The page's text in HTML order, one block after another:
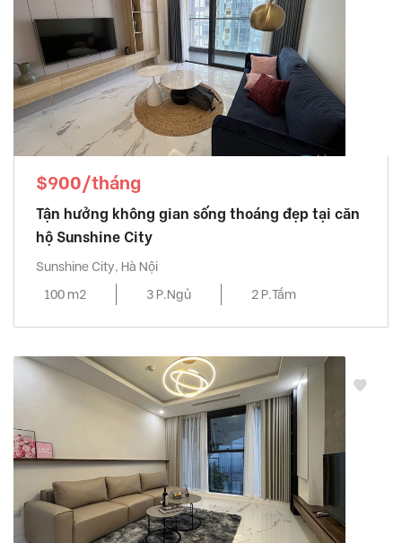
$900/tháng
Tận hưởng không gian sống thoáng đẹp tại căn
hộ Sunshine City
Sunshine City, Hà Nội
100 m2
3 P.Ngủ 2 P.Tắm